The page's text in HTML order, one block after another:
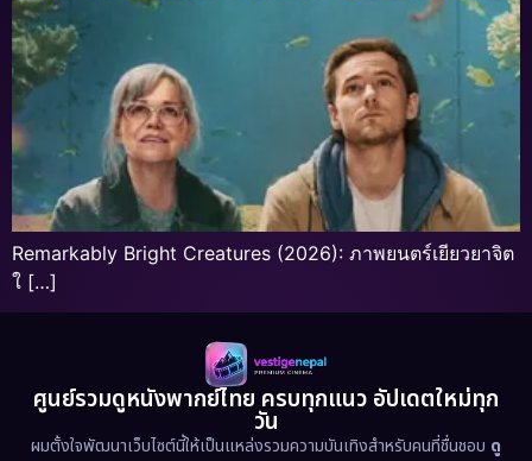
Remarkably Bright Creatures (2026): ภาพยนตร์เยียวยาจิต
ใ […]
ศูนย์รวมดูหนังพากย์ไทย ครบทุกแนว อัปเดตใหม่ทุก
วัน
ผมตั้งใจพัฒนาเว็บไซต์นี้ให้เป็นแหล่งรวมความบันเทิงสำหรับคนที่ชื่นชอบ ดู